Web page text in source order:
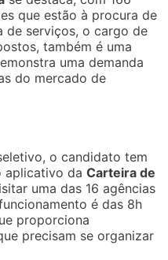
que estão à procura de
de serviços, o cargo de
também é uma
uma demanda
do mercado de
o candidato tem
aplicativo daCarteira de
uma das 16 agências
é das 8h
proporciona
precisam se organizar